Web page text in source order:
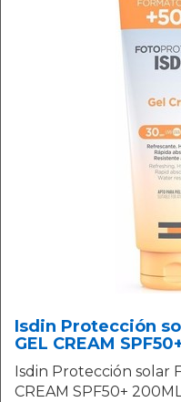
Isdin Protección
GEL CREAM
Isdin Protección solar
CREAM SPF50+